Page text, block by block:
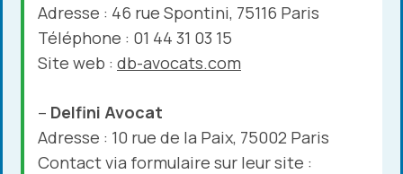
Adresse : 46 rue Spontini, 75116 Paris
Téléphone : 01 44 31 03 15
Site web : db-avocats.com
– Delfini Avocat
Adresse : 10 rue de la Paix, 75002 Paris
Contact via formulaire sur leur site :